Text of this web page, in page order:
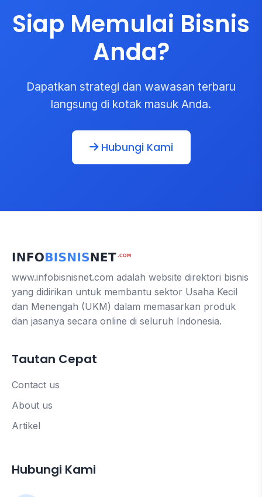
Siap Memulai Bisnis
Anda?
Dapatkan strategi dan wawasan terbaru
langsung di kotak masuk Anda.
Hubungi Kami
www.infobisnisnet.com adalah website direktori bisnis
yang didirikan untuk membantu sektor Usaha Kecil
dan Menengah (UKM) dalam memasarkan produk
dan jasanya secara online di seluruh Indonesia.
Tautan Cepat
Contact us
About us
Artikel
Hubungi Kami